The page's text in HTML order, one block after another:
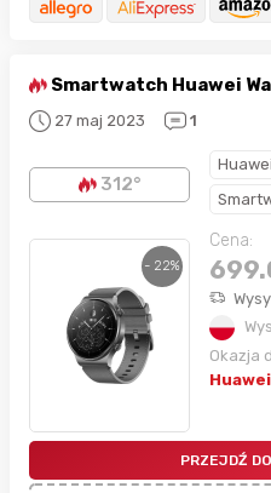
Smartwatch Huawei
27 maj 2023 1
312°
Huawei
- 22%
Cena:
Okazja
PRZEJDŹ